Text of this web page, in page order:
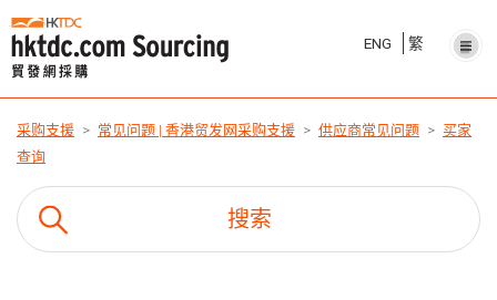
ENG 繁
采购支援 常见问题 | 香港贸发网采购支援 供应商常见问题
买家
查询